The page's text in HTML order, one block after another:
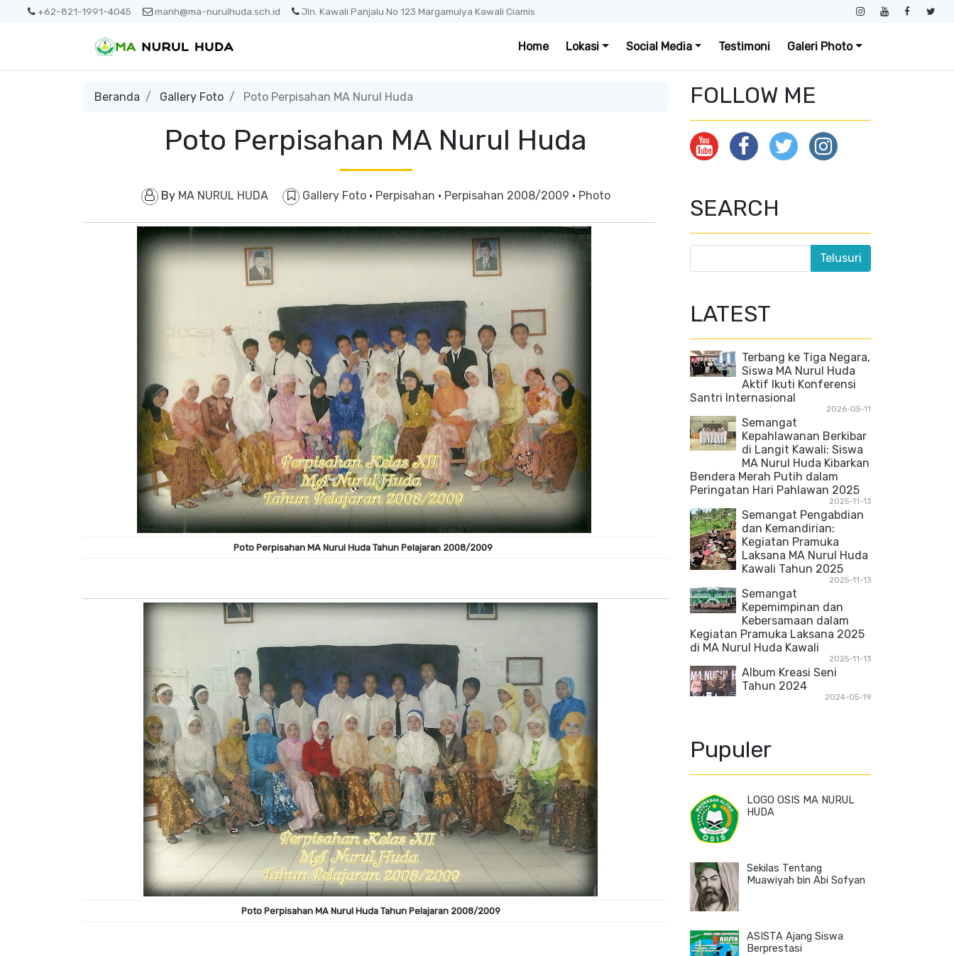
+62-821-1991-4045 manh@ma-nurulhuda.sch.id Jln. Kawali Panjalu No 123 Margamulya Kawali Ciamis
Home Lokasi Social Media Testimoni Galeri Photo
Beranda Gallery Foto Poto Perpisahan MA Nurul Huda
Poto Perpisahan MA Nurul Huda
By MA NURUL HUDA Gallery Foto · Perpisahan · Perpisahan 2008/2009 · Photo
Poto Perpisahan MA Nurul Huda Tahun Pelajaran 2008/2009
Poto Perpisahan MA Nurul Huda Tahun Pelajaran 2008/2009
FOLLOW ME
SEARCH
LATEST
Terbang ke Tiga Negara,
Siswa MA Nurul Huda
Aktif Ikuti Konferensi
Santri Internasional
2026-05-11
Semangat
Kepahlawanan Berkibar
di Langit Kawali: Siswa
MA Nurul Huda Kibarkan
Bendera Merah Putih dalam
Peringatan Hari Pahlawan 2025
2025-11-13
Semangat Pengabdian
dan Kemandirian:
Kegiatan Pramuka
Laksana MA Nurul Huda
Kawali Tahun 2025
2025-11-13
Semangat
Kepemimpinan dan
Kebersamaan dalam
Kegiatan Pramuka Laksana 2025
di MA Nurul Huda Kawali
2025-11-13
Album Kreasi Seni
Tahun 2024
2024-05-19
Pupuler
LOGO OSIS MA NURUL
HUDA
Sekilas Tentang
Muawiyah bin Abi Sofyan
ASISTA Ajang Siswa
Berprestasi